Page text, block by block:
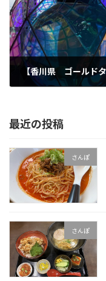
最近の投稿
さんぽ
さんぽ